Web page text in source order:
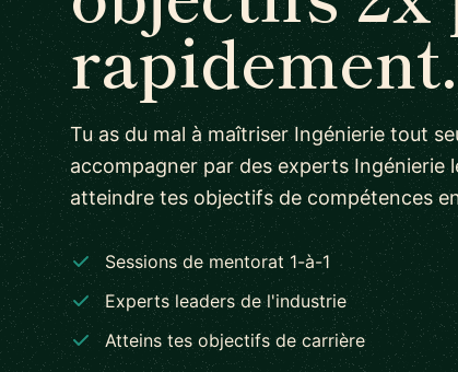
rapidement.
Tu as du mal à maîtriser Ingénierie tout
accompagner par des experts Ingénierie
atteindre tes objectifs de compétences
Sessions de mentorat 1-à-1
Experts leaders de l'industrie
Atteins tes objectifs de carrière